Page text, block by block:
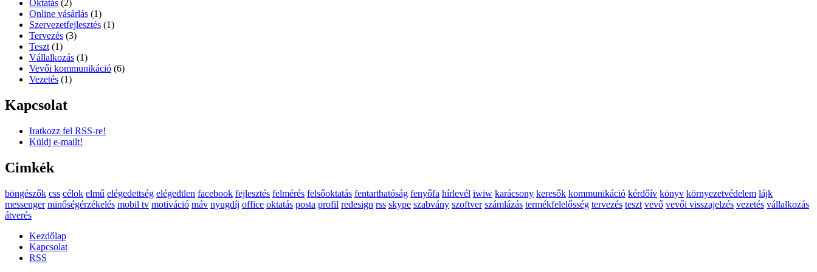
Oktatás (2)
Online vásárlás (1)
Szervezetfejlesztés (1)
Tervezés (3)
Teszt (1)
Vállalkozás (1)
Vevői kommunikáció (6)
Vezetés (1)
Kapcsolat
Iratkozz fel RSS-re!
Küldj e-mailt!
Cimkék
böngészők css célok elmű elégedettség elégedtlen facebook fejlesztés felmérés felsőoktatás fentarthatóság fenyőfa hírlevél iwiw karácsony keresők kommunikáció kérdőív könyv környezetvédelem lájk
messenger minőségérzékelés mobil tv motiváció máv nyugdíj office oktatás posta profil redesign rss skype szabvány szoftver számlázás termékfelelősség tervezés teszt vevő vevői visszajelzés vezetés vállalkozás
átverés
Kezdőlap
Kapcsolat
RSS